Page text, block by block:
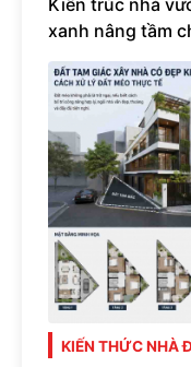
xanh nâng tầm
KIẾN THỨC NHÀ